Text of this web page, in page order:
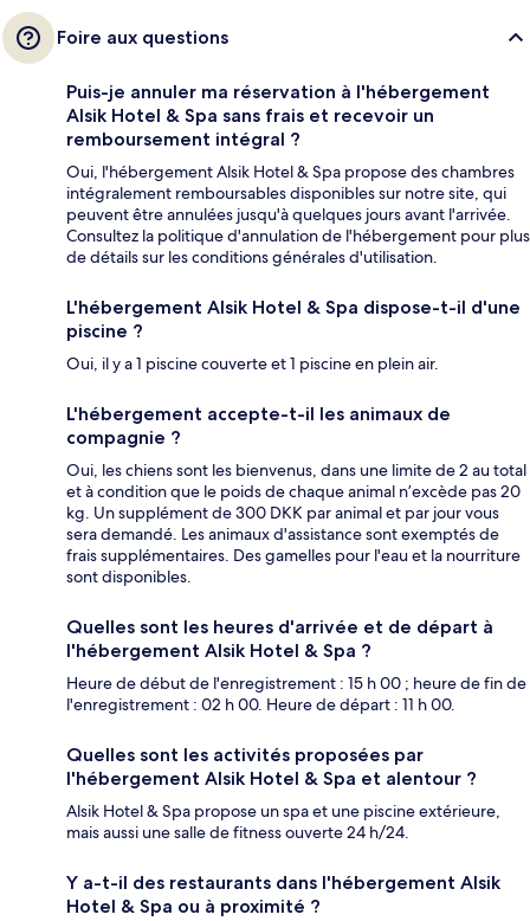
Foire aux questions
Puis-je annuler ma réservation à l'hébergement
Alsik Hotel & Spa sans frais et recevoir un
remboursement intégral ?
Oui, l'hébergement Alsik Hotel & Spa propose des chambres
intégralement remboursables disponibles sur notre site, qui
peuvent être annulées jusqu'à quelques jours avant l'arrivée.
Consultez la politique d'annulation de l'hébergement pour plus
de détails sur les conditions générales d'utilisation.
L'hébergement Alsik Hotel & Spa dispose-t-il d'une
piscine ?
Oui, il y a 1 piscine couverte et 1 piscine en plein air.
L'hébergement accepte-t-il les animaux de
compagnie ?
Oui, les chiens sont les bienvenus, dans une limite de 2 au total
et à condition que le poids de chaque animal n’excède pas 20
kg. Un supplément de 300 DKK par animal et par jour vous
sera demandé. Les animaux d'assistance sont exemptés de
frais supplémentaires. Des gamelles pour l'eau et la nourriture
sont disponibles.
Quelles sont les heures d'arrivée et de départ à
l'hébergement Alsik Hotel & Spa ?
Heure de début de l'enregistrement : 15 h 00 ; heure de fin de
l'enregistrement : 02 h 00. Heure de départ : 11 h 00.
Quelles sont les activités proposées par
l'hébergement Alsik Hotel & Spa et alentour ?
Alsik Hotel & Spa propose un spa et une piscine extérieure,
mais aussi une salle de fitness ouverte 24 h/24.
Y a-t-il des restaurants dans l'hébergement Alsik
Hotel & Spa ou à proximité ?